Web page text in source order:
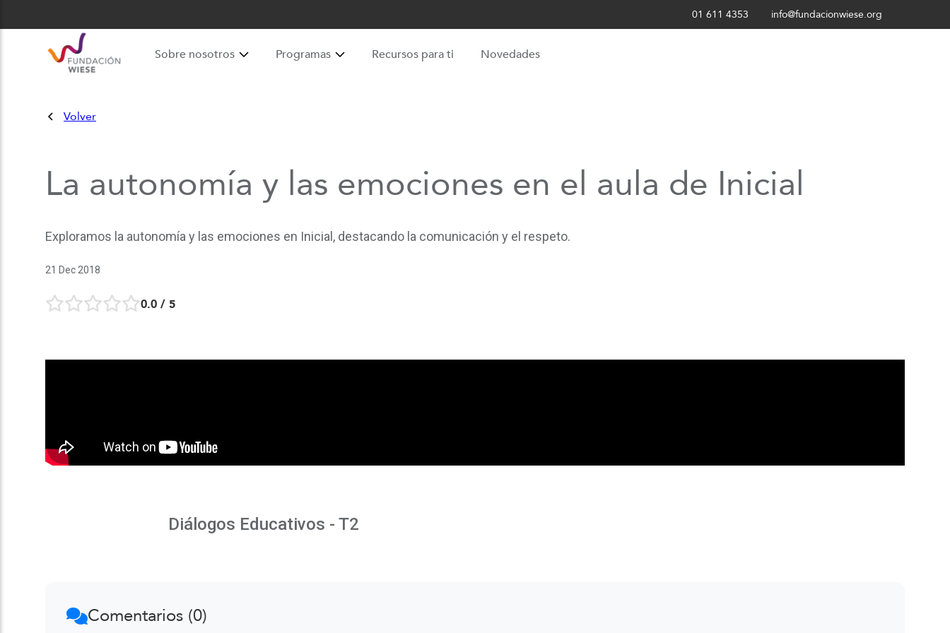
01 611 4353 info@fundacionwiese.org
Sobre nosotros Programas Recursos para ti Novedades
Volver
La autonomía y las emociones en el aula de Inicial
Exploramos la autonomía y las emociones en Inicial, destacando la comunicación y el respeto.
21 Dec 2018
0.0 / 5
Diálogos Educativos - T2
Comentarios (0)